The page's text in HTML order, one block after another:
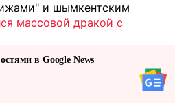
и шымкентским
массовой дракой с
в Google News